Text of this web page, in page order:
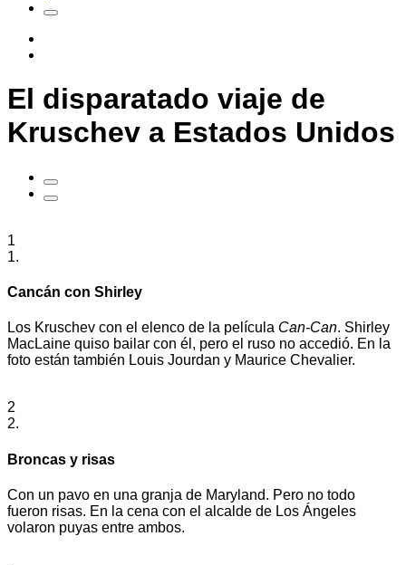
El disparatado viaje de
Kruschev a Estados Unidos
1
1.
Cancán con Shirley
Los Kruschev con el elenco de la película Can-Can. Shirley
MacLaine quiso bailar con él, pero el ruso no accedió. En la
foto están también Louis Jourdan y Maurice Chevalier.
2
2.
Broncas y risas
Con un pavo en una granja de Maryland. Pero no todo
fueron risas. En la cena con el alcalde de Los Ángeles
volaron puyas entre ambos.